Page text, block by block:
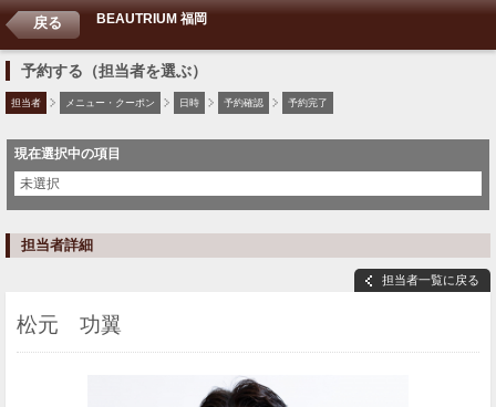
戻る BEAUTRIUM 福岡
予約する（担当者を選ぶ）
担当者 メニュー・クーポン 日時 予約確認 予約完了
現在選択中の項目
未選択
担当者詳細
担当者一覧に戻る
松元 功翼